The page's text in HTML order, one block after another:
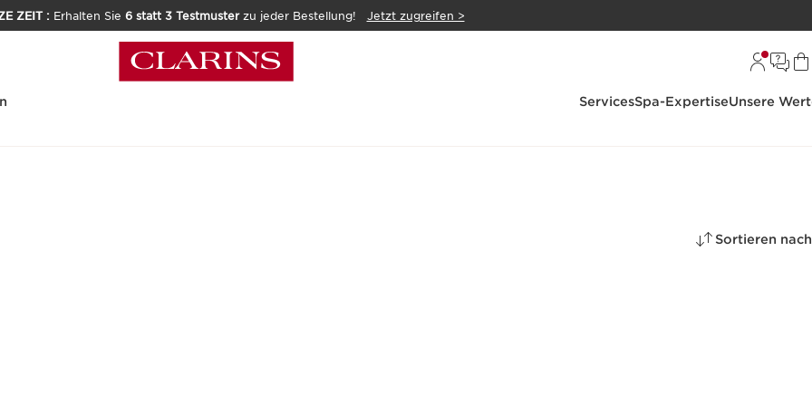
ZEIT : Erhalten Sie 6 statt 3 Testmusterzu jeder Bestellung! Jetzt zugreifen >
ServicesSpa-ExpertiseUnsere
Sortieren nach